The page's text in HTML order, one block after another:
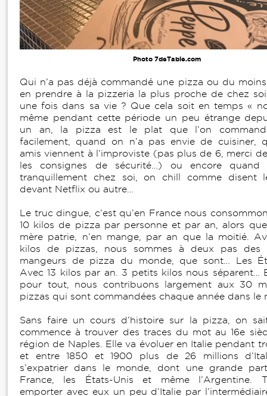
Photo 7deTable.com
Qui n’a pas déjà commandé une pizza ou du
en prendre à la pizzeria la plus proche de chez
une fois dans sa vie ? Que cela soit en temps «
même pendant cette période un peu étrange
un an, la pizza est le plat que l’on
facilement, quand on n’a pas envie de cuisiner,
amis viennent à l’improviste (pas plus de 6, merci
les consignes de sécurité…) ou encore quand
tranquillement chez soi, on chill comme disent
devant Netflix ou autre…
Le truc dingue, c’est qu’en France nous
10 kilos de pizza par personne et par an, alors que
mère patrie, n’en mange, par an que la moitié.
kilos de pizzas, nous sommes à deux pas des
mangeurs de pizza du monde, que sont… Les
Avec 13 kilos par an. 3 petits kilos nous séparent…
pour tout, nous contribuons largement aux 30
pizzas qui sont commandées chaque année dans le
Sans faire un cours d’histoire sur la pizza, on
commence à trouver des traces du mot au 16e
région de Naples. Elle va évoluer en Italie pendant
et entre 1850 et 1900 plus de 26 millions
s’expatrier dans le monde, dont une grande
France, les États-Unis et même l’Argentine.
emporter avec eux un peu d’Italie par